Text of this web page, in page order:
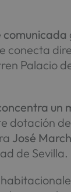
Palacio
un
José March
de Sevilla.